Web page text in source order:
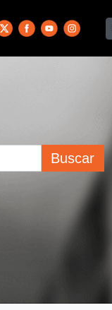
Buscar